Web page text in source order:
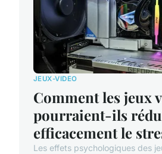
JEUX-VIDEO
Comment les jeux
pourraient-ils
efficacement le
Les effets psychologiques des